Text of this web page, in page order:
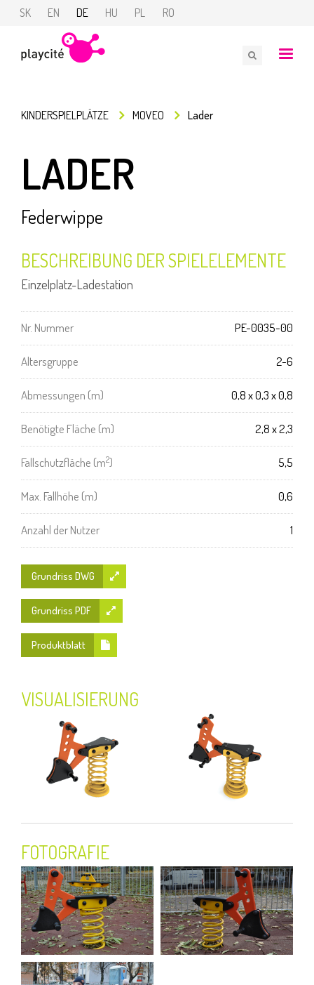
SK EN DE HU PL RO
KINDERSPIELPLÄTZE MOVEO Lader
LADER
Federwippe
BESCHREIBUNG DER SPIELELEMENTE
Einzelplatz-Ladestation
Nr. Nummer PE-0035-00
Altersgruppe 2-6
Abmessungen (m) 0,8 x 0,3 x 0,8
Benötigte Fläche (m) 2,8 x 2,3
Fallschutzfläche (m2) 5,5
Max. Fallhöhe (m) 0,6
Anzahl der Nutzer 1
Grundriss DWG
Grundriss PDF
Produktblatt
VISUALISIERUNG
FOTOGRAFIE